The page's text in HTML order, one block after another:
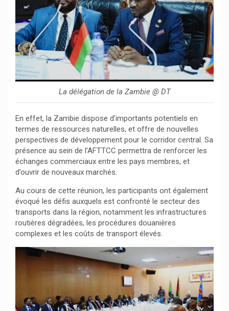
La délégation de la Zambie @ DT
En effet, la Zambie dispose d’importants potentiels en
termes de ressources naturelles, et offre de nouvelles
perspectives de développement pour le corridor central. Sa
présence au sein de l’AFTTCC permettra de renforcer les
échanges commerciaux entre les pays membres, et
d’ouvrir de nouveaux marchés.
Au cours de cette réunion, les participants ont également
évoqué les défis auxquels est confronté le secteur des
transports dans la région, notamment les infrastructures
routières dégradées, les procédures douanières
complexes et les coûts de transport élevés.